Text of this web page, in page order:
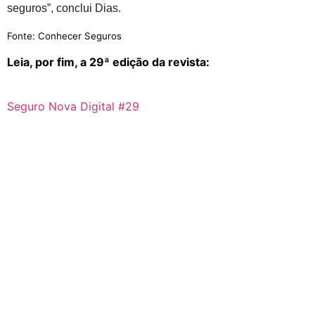
seguros”, conclui Dias.
Fonte: Conhecer Seguros
Leia, por fim, a 29ª edição da revista:
Seguro Nova Digital #29